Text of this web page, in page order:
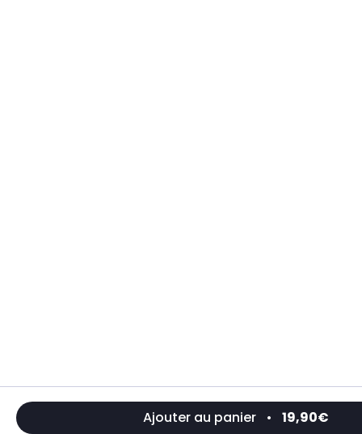
Ajouter au panier • 19,90€